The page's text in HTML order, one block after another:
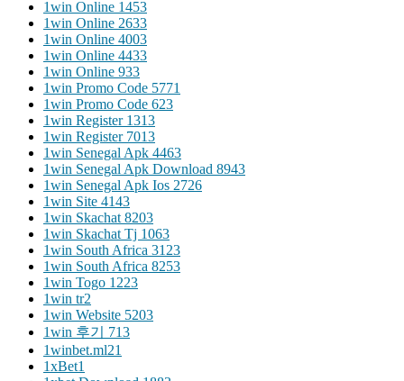
1win Online 1453
1win Online 2633
1win Online 4003
1win Online 4433
1win Online 933
1win Promo Code 5771
1win Promo Code 623
1win Register 1313
1win Register 7013
1win Senegal Apk 4463
1win Senegal Apk Download 8943
1win Senegal Apk Ios 2726
1win Site 4143
1win Skachat 8203
1win Skachat Tj 1063
1win South Africa 3123
1win South Africa 8253
1win Togo 1223
1win tr2
1win Website 5203
1win 후기 713
1winbet.ml21
1xBet1